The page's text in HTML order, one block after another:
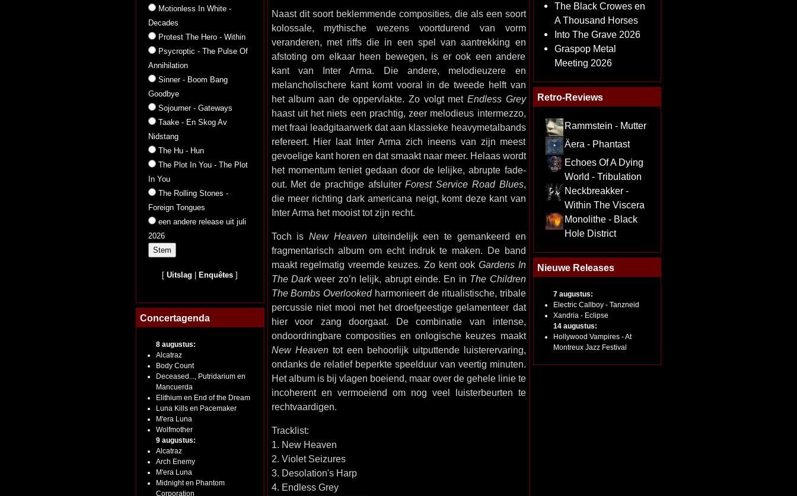
Motionless In White -
Decades
Protest The Hero - Within
Psycroptic - The Pulse Of
Annihilation
Sinner - Boom Bang
Goodbye
Sojourner - Gateways
Taake - En Skog Av
Nidstang
The Hu - Hun
The Plot In You - The Plot
In You
The Rolling Stones -
Foreign Tongues
een andere release uit juli
2026
[Uitslag Enquêtes ]
Concertagenda
8 augustus:
Alcatraz
Body Count
Deceased..., Putridarium en
Mancuerda
Elithium en End of the Dream
Luna Kills en Pacemaker
M'era Luna
Wolfmother
9 augustus:
Alcatraz
Arch Enemy
M'era Luna
Midnight en Phantom
Corporation
Naast dit soort beklemmende composities, die als een soort
kolossale, mythische wezens voortdurend van vorm
veranderen, met riffs die in een spel van aantrekking en
afstoting om elkaar heen bewegen, is er ook een andere
kant van Inter Arma. Die andere, melodieuzere en
melancholischere kant komt vooral in de tweede helft van
het album aan de oppervlakte. Zo volgt met Endless Grey
haast uit het niets een prachtig, zeer melodieus intermezzo,
met fraai leadgitaarwerk dat aan klassieke heavymetalbands
refereert. Hier laat Inter Arma zich ineens van zijn meest
gevoelige kant horen en dat smaakt naar meer. Helaas wordt
het momentum teniet gedaan door de lelijke, abrupte fade-
out. Met de prachtige afsluiterForest Service Road Blues,
die meer richting dark americana neigt, komt deze kant van
Inter Arma het mooist tot zijn recht.
Toch is New Heavenuiteindelijk een te gemankeerd en
fragmentarisch album om echt indruk te maken. De band
maakt regelmatig vreemde keuzes. Zo kent ook Gardens In
The Darkweer zo’n lelijk, abrupt einde. En in The Children
The Bombs Overlookedharmonieert de ritualistische, tribale
percussie niet mooi met het droefgeestige gelamenteer dat
hier voor zang doorgaat. De combinatie van intense,
ondoordringbare composities en onlogische keuzes maakt
New Heaventot een behoorlijk uitputtende luisterervaring,
ondanks de relatief beperkte speelduur van veertig minuten.
Het album is bij vlagen boeiend, maar over de gehele linie te
incoherent en vermoeiend om nog veel luisterbeurten te
rechtvaardigen.
Tracklist:
1. New Heaven
2. Violet Seizures
3. Desolation's Harp
4. Endless Grey
The Black Crowes en
A Thousand Horses
Into The Grave 2026
Graspop Metal
Meeting 2026
Retro-Reviews
Rammstein - Mutter
Äera - Phantast
Echoes Of A Dying
World - Tribulation
Neckbreakker -
Within The Viscera
Monolithe - Black
Hole District
Nieuwe Releases
7 augustus:
Electric Callboy - Tanzneid
Xandria - Eclipse
14 augustus:
Hollywood Vampires - At
Montreux Jazz Festival